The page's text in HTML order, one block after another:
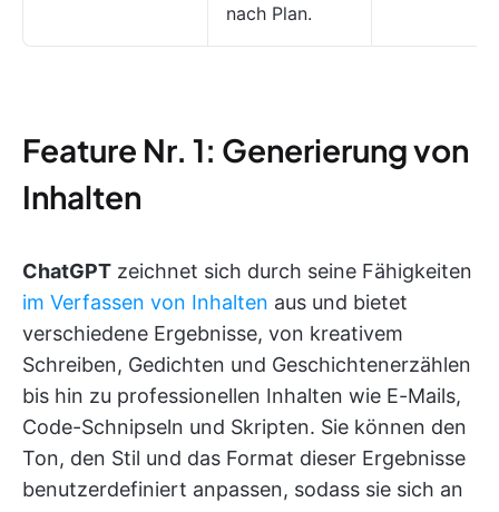
nach Plan.
Feature Nr. 1: Generierung von
Inhalten
ChatGPT zeichnet sich durch seine Fähigkeiten
im Verfassen von Inhalten aus und bietet
verschiedene Ergebnisse, von kreativem
Schreiben, Gedichten und Geschichtenerzählen
bis hin zu professionellen Inhalten wie E-Mails,
Code-Schnipseln und Skripten. Sie können den
Ton, den Stil und das Format dieser Ergebnisse
benutzerdefiniert anpassen, sodass sie sich an